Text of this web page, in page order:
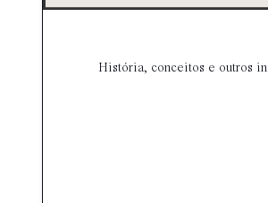
História, conceitos e outros